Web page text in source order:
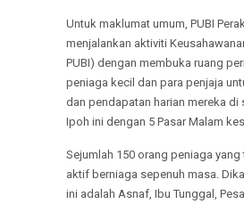
Untuk maklumat umum, PUBI
menjalankan aktiviti
PUBI) dengan membuka ruang
peniaga kecil dan para penjaja
dan pendapatan harian mereka di
Ipoh ini dengan 5 Pasar Malam
Sejumlah 150 orang peniaga
aktif berniaga sepenuh masa.
ini adalah Asnaf, Ibu Tunggal,